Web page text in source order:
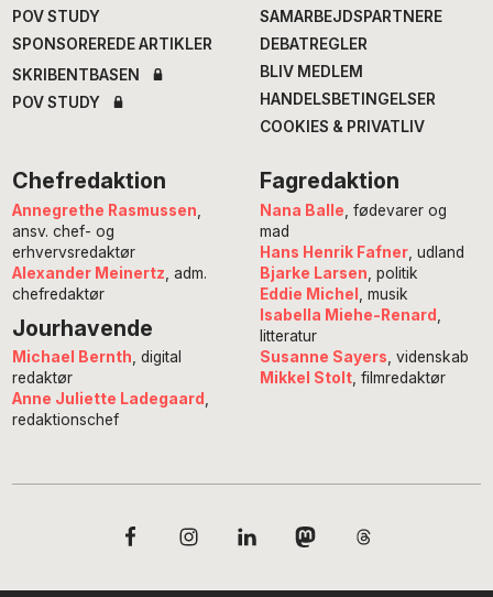
POV STUDY
SPONSOREREDE ARTIKLER
SKRIBENTBASEN
POV STUDY
SAMARBEJDSPARTNERE
DEBATREGLER
BLIV MEDLEM
HANDELSBETINGELSER
COOKIES & PRIVATLIV
Chefredaktion
Annegrethe Rasmussen
ansv. chef- og
erhvervsredaktør
Alexander Meinertz , adm.
chefredaktør
Jourhavende
Michael Bernth, digital
redaktør
Anne Juliette Ladegaard ,
redaktionschef
Fagredaktion
Nana Balle , fødevarer og
mad
Hans Henrik Fafner, udland
Bjarke Larsen , politik
Eddie Michel
, musik
Isabella Miehe-Renard
litteratur
Susanne Sayers , videnskab
Mikkel Stolt, filmredaktør